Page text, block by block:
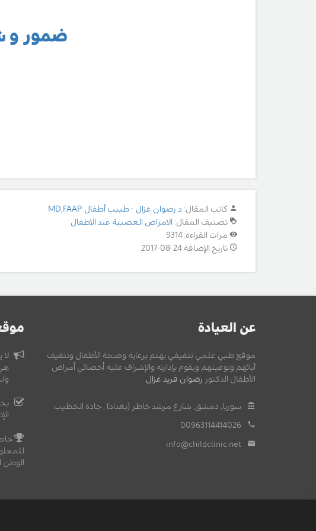
ضمور و
كاتب المقال: د.رضوان غزال - طبيب أطفال MD,FAAP
تصنيف المقال: الامراض العصبية عند الاطفال
مرات القراءة: 9314
تاريخ الإضافة 24-08-2017
عن العيادة
موقع طبي علمي تثقيفي يهتم برعاية وصحة الأطفال وتثقيف
آبائهم وتوعيتهم ويقوم بإدارته والإشراف عليه أخصائي أمراض
الأطفال الدكتور رضوان فريد غزال.
سوريا, دمشق, شارع مرشد خاطر (بغداد) , جادة الخطيب.
00963114414026
info@childclinic.net
الوطن